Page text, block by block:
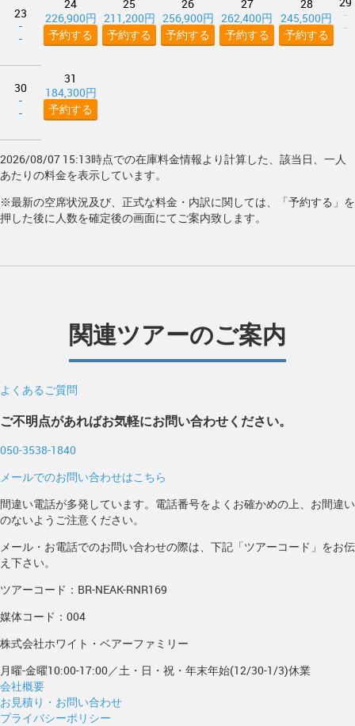
23
-
-
24
226,900円
予約する
25
211,200円
予約する
26
256,900円
予約する
27
262,400円
予約する
28
245,500円
予約する
-
-
30
-
-
31
184,300円
予約する
2026/08/07 15:13時点での在庫料金情報より計算した、該当日、一人
あたりの料金を表示しています。
※最新の空席状況及び、正式な料金・内訳に関しては、「予約する」を
押した後に人数を確定後の画面にてご案内致します。
関連ツアーのご案内
よくあるご質問
ご不明点があればお気軽にお問い合わせください。
050-3538-1840
メールでのお問い合わせはこちら
間違い電話が多発しています。電話番号をよくお確かめの上、お間違い
のないようご注意ください。
メール・お電話でのお問い合わせの際は、下記「ツアーコード」をお伝
え下さい。
ツアーコード：BR-NEAK-RNR169
媒体コード：004
株式会社ホワイト・ベアーファミリー
月曜-金曜10:00-17:00／土・日・祝・年末年始(12/30-1/3)休業
会社概要
お見積り・お問い合わせ
プライバシーポリシー